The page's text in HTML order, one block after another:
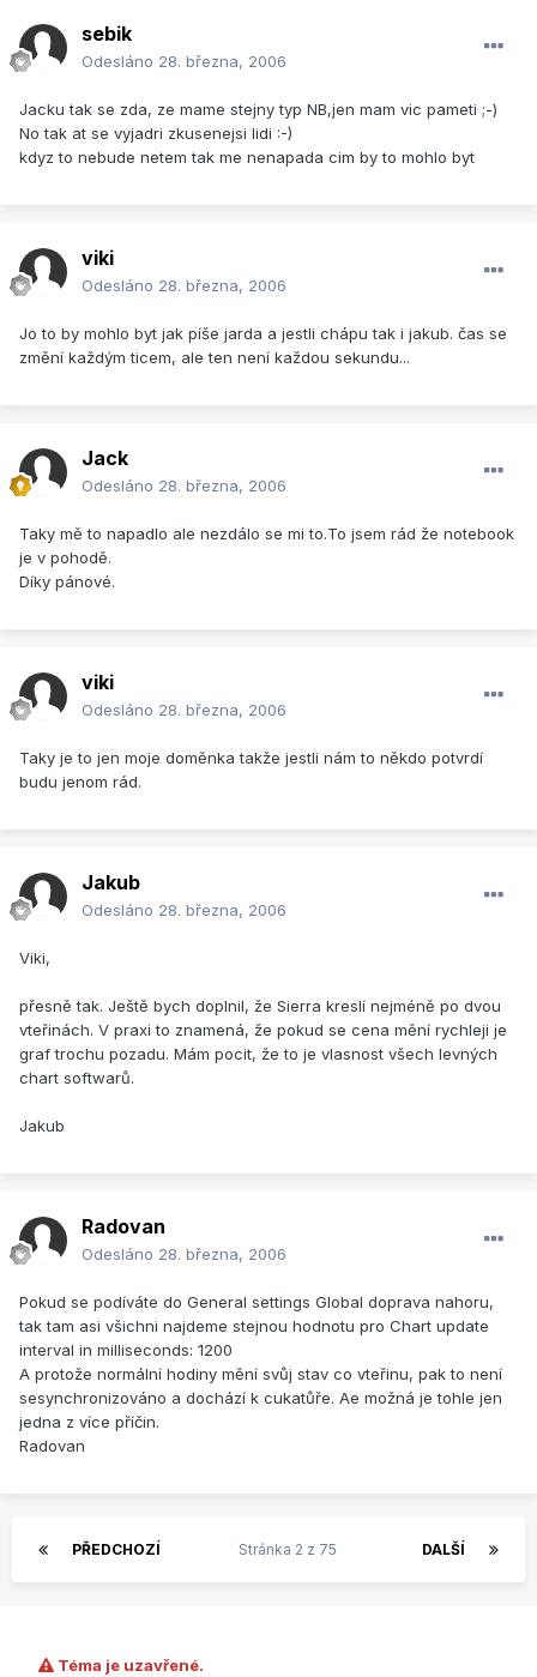
sebik
Odesláno 28. března, 2006
Jacku tak se zda, ze mame stejny typ NB,jen mam vic pameti ;-)
No tak at se vyjadri zkusenejsi lidi :-)
kdyz to nebude netem tak me nenapada cim by to mohlo byt
viki
Odesláno 28. března, 2006
Jo to by mohlo byt jak píše jarda a jestli chápu tak i jakub. čas se
změní každým ticem, ale ten není každou sekundu...
Jack
Odesláno 28. března, 2006
Taky mě to napadlo ale nezdálo se mi to.To jsem rád že notebook
je v pohodě.
Díky pánové.
viki
Odesláno 28. března, 2006
Taky je to jen moje doměnka takže jestli nám to někdo potvrdí
budu jenom rád.
Jakub
Odesláno 28. března, 2006
Viki,
přesně tak. Ještě bych doplnil, že Sierra kreslí nejméně po dvou
vteřinách. V praxi to znamená, že pokud se cena mění rychleji je
graf trochu pozadu. Mám pocit, že to je vlasnost všech levných
chart softwarů.
Jakub
Radovan
Odesláno 28. března, 2006
Pokud se podíváte do General settings Global doprava nahoru,
tak tam asi všichni najdeme stejnou hodnotu pro Chart update
interval in milliseconds: 1200
A protože normální hodiny mění svůj stav co vteřinu, pak to není
sesynchronizováno a dochází k cukatůře. Ae možná je tohle jen
jedna z více příčin.
Radovan
PŘEDCHOZÍ DALŠÍ
Stránka 2 z 75
Téma je uzavřené.